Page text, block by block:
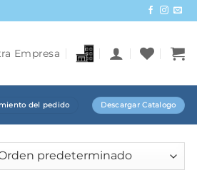
Empresa
del pedido Descargar Catalogo